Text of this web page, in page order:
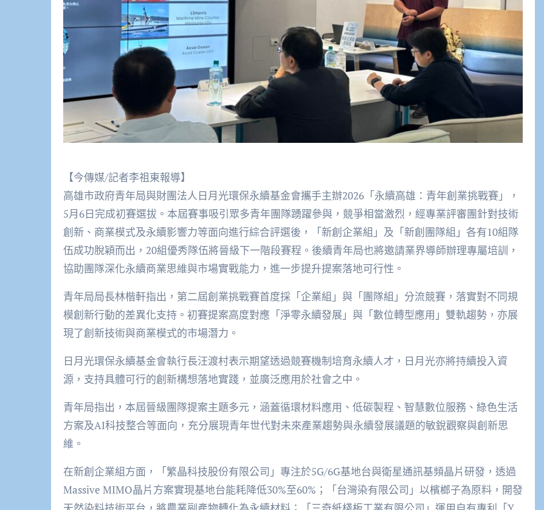
【今傳媒/記者李祖東報導】
高雄市政府青年局與財團法人日月光環保永續基金會攜手主辦2026「永續高雄：青年創業挑戰賽」，
5月6日完成初賽選拔。本屆賽事吸引眾多青年團隊踴躍參與，競爭相當激烈，經專業評審團針對技術
創新、商業模式及永續影響力等面向進行綜合評選後，「新創企業組」及「新創團隊組」各有10組隊
伍成功脫穎而出，20組優秀隊伍將晉級下一階段賽程。後續青年局也將邀請業界導師辦理專屬培訓，
協助團隊深化永續商業思維與市場實戰能力，進一步提升提案落地可行性。
青年局局長林楷軒指出，第二屆創業挑戰賽首度採「企業組」與「團隊組」分流競賽，落實對不同規
模創新行動的差異化支持。初賽提案高度對應「淨零永續發展」與「數位轉型應用」雙軌趨勢，亦展
現了創新技術與商業模式的市場潛力。
日月光環保永續基金會執行長汪渡村表示期望透過競賽機制培育永續人才，日月光亦將持續投入資
源，支持具體可行的創新構想落地實踐，並廣泛應用於社會之中。
青年局指出，本屆晉級團隊提案主題多元，涵蓋循環材料應用、低碳製程、智慧數位服務、綠色生活
方案及AI科技整合等面向，充分展現青年世代對未來產業趨勢與永續發展議題的敏銳觀察與創新思
維。
在新創企業組方面，「繁晶科技股份有限公司」專注於5G/6G基地台與衛星通訊基頻晶片研發，透過
Massive MIMO晶片方案實現基地台能耗降低30%至60%；「台灣染有限公司」以檳榔子為原料，開發